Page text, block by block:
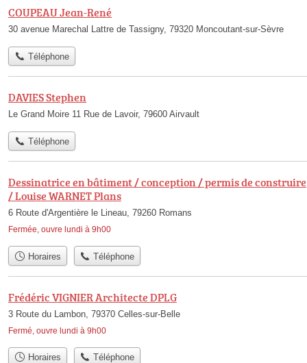
COUPEAU Jean-René
30 avenue Marechal Lattre de Tassigny, 79320 Moncoutant-sur-Sèvre
Téléphone
DAVIES Stephen
Le Grand Moire 11 Rue de Lavoir, 79600 Airvault
Téléphone
Dessinatrice en bâtiment / conception / permis de construire
/ Louise WARNET Plans
6 Route d'Argentière le Lineau, 79260 Romans
Fermée, ouvre lundi à 9h00
Horaires Téléphone
Frédéric VIGNIER Architecte DPLG
3 Route du Lambon, 79370 Celles-sur-Belle
Fermé, ouvre lundi à 9h00
Horaires Téléphone